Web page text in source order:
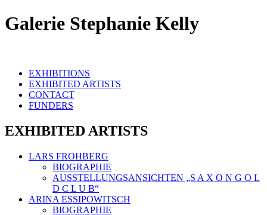
Galerie Stephanie Kelly
EXHIBITIONS
EXHIBITED ARTISTS
CONTACT
FUNDERS
EXHIBITED ARTISTS
LARS FROHBERG
BIOGRAPHIE
AUSSTELLUNGSANSICHTEN „S A X O N G O L
D C L U B“
ARINA ESSIPOWITSCH
BIOGRAPHIE